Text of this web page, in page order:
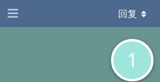
1
回复